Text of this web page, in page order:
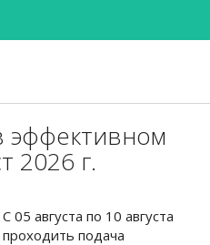
эффективном
2026 г.
августа по 10 августа
подача
оценку для у...